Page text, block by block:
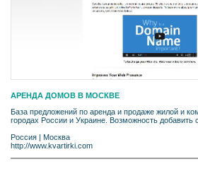
АРЕНДА ДОМОВ В МОСКВЕ
База предложений по аренда и продаже жилой и
городах России и Украине. Возможность добавить
Россия | Москва
http://www.kvartirki.com